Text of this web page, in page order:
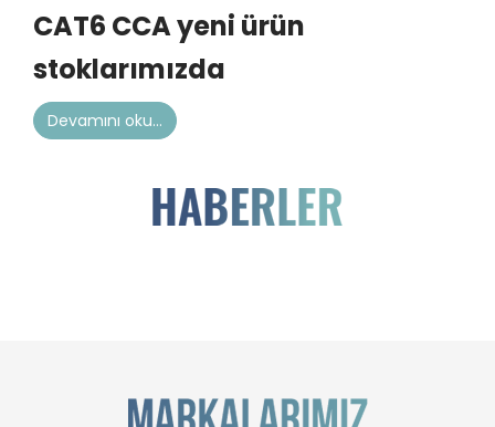
CAT6 CCA yeni ürün
stoklarımızda
Devamını oku...